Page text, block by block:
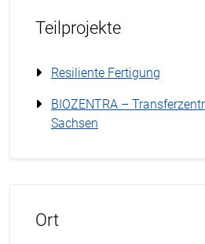
Teilprojekte
Resiliente Fertigung
BIOZENTRA –
Sachsen
Ort